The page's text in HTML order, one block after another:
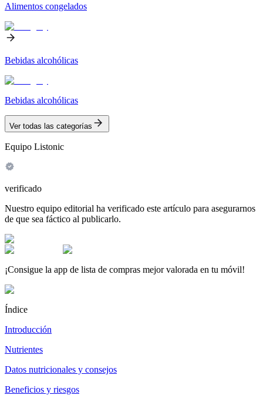
Alimentos congelados
Bebidas alcohólicas
Bebidas alcohólicas
Ver todas las categorías
Equipo Listonic
verificado
Nuestro equipo editorial ha verificado este artículo para asegurarnos
de que sea fáctico al publicarlo.
¡Consigue la app de lista de compras mejor valorada en tu móvil!
Índice
Introducción
Nutrientes
Datos nutricionales y consejos
Beneficios y riesgos